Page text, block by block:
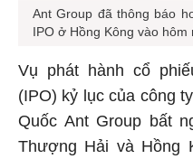
Ant Group đã thông báo
IPO ở Hồng Kông vào
Vụ phát hành cổ
(IPO) kỷ lục của công
Quốc Ant Group bất
Thượng Hải và Hồng